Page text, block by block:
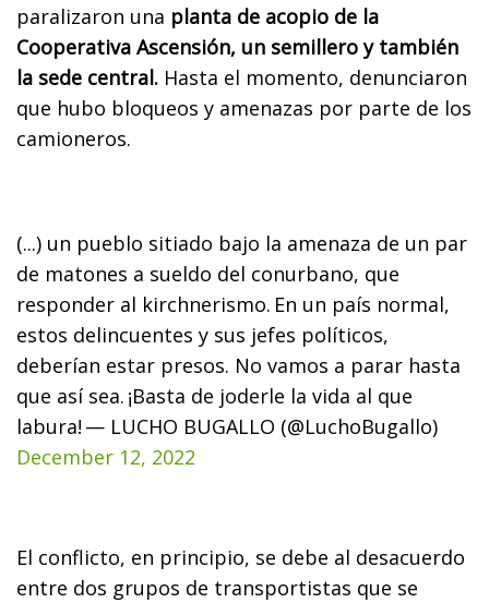
paralizaron una planta de acopio de la
Cooperativa Ascensión, un semillero y también
la sede central. Hasta el momento, denunciaron
que hubo bloqueos y amenazas por parte de los
camioneros.
(...) un pueblo sitiado bajo la amenaza de un par
de matones a sueldo del conurbano, que
responder al kirchnerismo. En un país normal,
estos delincuentes y sus jefes políticos,
deberían estar presos. No vamos a parar hasta
que así sea. ¡Basta de joderle la vida al que
labura! — LUCHO BUGALLO (@LuchoBugallo)
December 12, 2022
El conflicto, en principio, se debe al desacuerdo
entre dos grupos de transportistas que se